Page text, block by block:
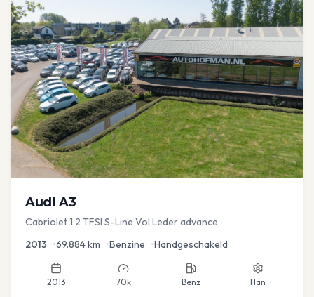
Audi A3
Cabriolet 1.2 TFSI S-Line Vol Leder advance
2013 •69.884km •Benzine •Handgeschakeld
2013 70k Benz Han